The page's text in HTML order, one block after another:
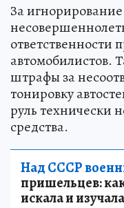
За
ответственности
автомобилистов.
штрафы за
тонировку
руль технически
средства.
Над СССР
пришельцев:
искала и